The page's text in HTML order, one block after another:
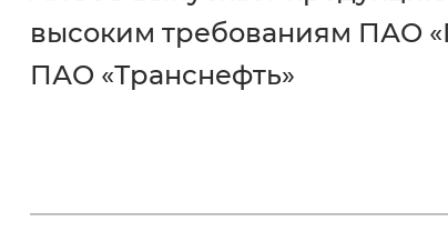
высоким требованиям ПАО
ПАО «Транснефть»